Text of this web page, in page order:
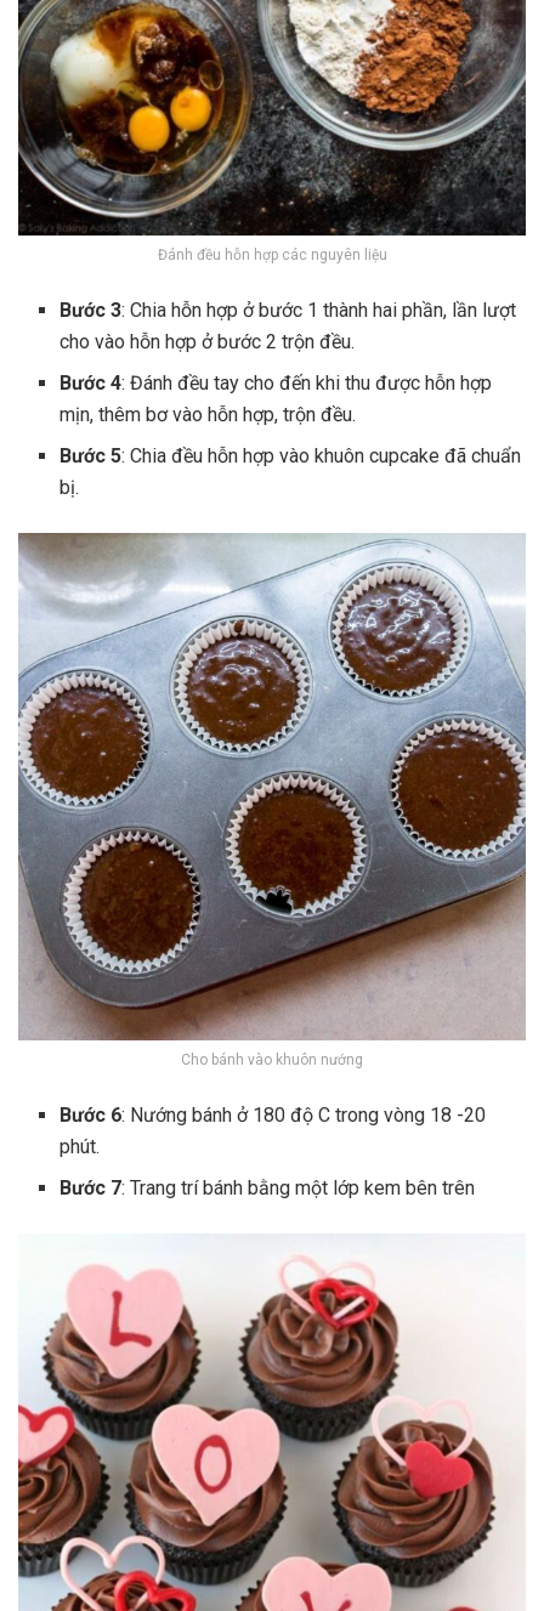
Đánh đều hỗn hợp các nguyên liệu
Bước 3: Chia hỗn hợp ở bước 1 thành hai phần, lần lượt
cho vào hỗn hợp ở bước 2 trộn đều.
Bước 4: Đánh đều tay cho đến khi thu được hỗn hợp
mịn, thêm bơ vào hỗn hợp, trộn đều.
Bước 5: Chia đều hỗn hợp vào khuôn cupcake đã chuẩn
bị.
Cho bánh vào khuôn nướng
Bước 6: Nướng bánh ở 180 độ C trong vòng 18 -20
phút.
Bước 7: Trang trí bánh bằng một lớp kem bên trên